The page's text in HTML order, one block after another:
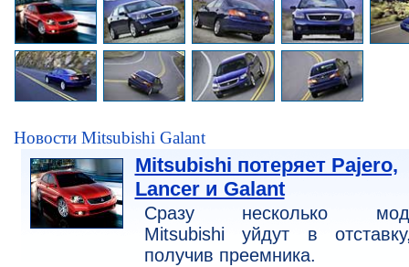
Новости Mitsubishi Galant
Mitsubishi потеряет Pajero,
Lancer и Galant
Сразу несколько
Mitsubishi уйдут в
получив преемника.